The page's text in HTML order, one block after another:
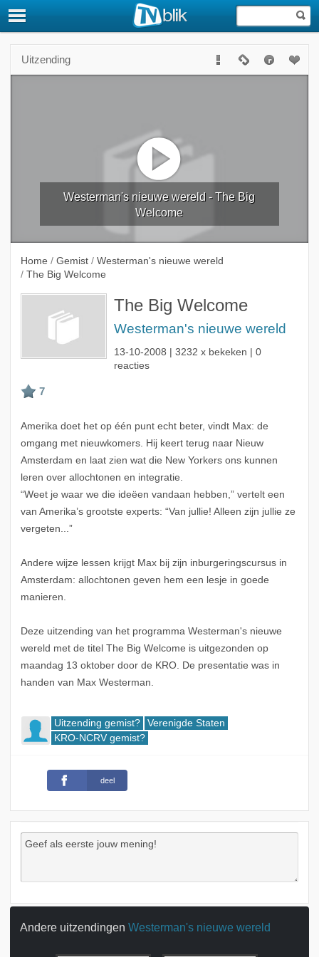
Uitzending
Westerman's nieuwe wereld - The Big
Welcome
Home / Gemist / Westerman's nieuwe wereld
/ The Big Welcome
The Big Welcome
Westerman's nieuwe wereld
13-10-2008 | 3232 x bekeken | 0
reacties
Amerika doet het op één punt echt beter, vindt Max: de
omgang met nieuwkomers. Hij keert terug naar Nieuw
Amsterdam en laat zien wat die New Yorkers ons kunnen
leren over allochtonen en integratie.
“Weet je waar we die ideëen vandaan hebben,” vertelt een
van Amerika’s grootste experts: “Van jullie! Alleen zijn jullie ze
vergeten...”
Andere wijze lessen krijgt Max bij zijn inburgeringscursus in
Amsterdam: allochtonen geven hem een lesje in goede
manieren.
Deze uitzending van het programma Westerman's nieuwe
wereld met de titel The Big Welcome is uitgezonden op
maandag 13 oktober door de KRO. De presentatie was in
handen van Max Westerman.
Uitzending gemist?
Verenigde Staten
KRO-NCRV gemist?
deel
Andere uitzendingen Westerman's nieuwe wereld